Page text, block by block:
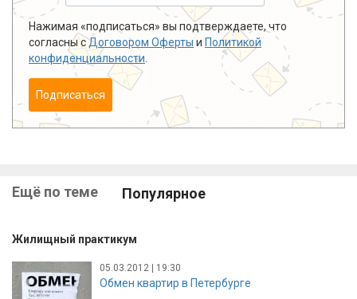
Нажимая «подписаться» вы подтверждаете, что
согласны сДоговором Оферты и Политикой
конфиденциальности
Подписаться
Ещё по теме Популярное
Жилищный практикум
05.03.2012 | 19:30
Обмен квартир в Петербурге